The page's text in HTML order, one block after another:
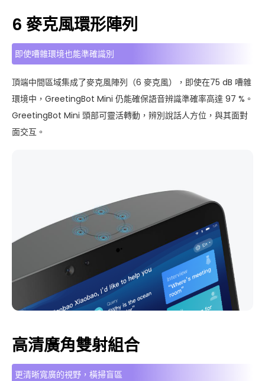
6 麥克風環形陣列
即使嘈雜環境也能準確識別
頂端中間區域集成了麥克風陣列（6 麥克風），即使在75 dB 嘈雜
環境中，GreetingBot Mini 仍能確保語音辨識準確率高達 97 %。
GreetingBot Mini 頭部可靈活轉動，辨別說話人方位，與其面對
面交互。
高清廣角雙射組合
更清晰寬廣的視野，橫掃盲區